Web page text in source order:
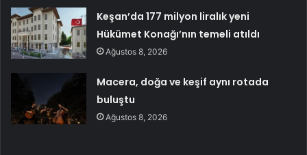
Keşan’da 177 milyon liralık yeni
Hükümet Konağı’nın temeli atıldı
Ağustos 8, 2026
Macera, doğa ve keşif aynı rotada
buluştu
Ağustos 8, 2026